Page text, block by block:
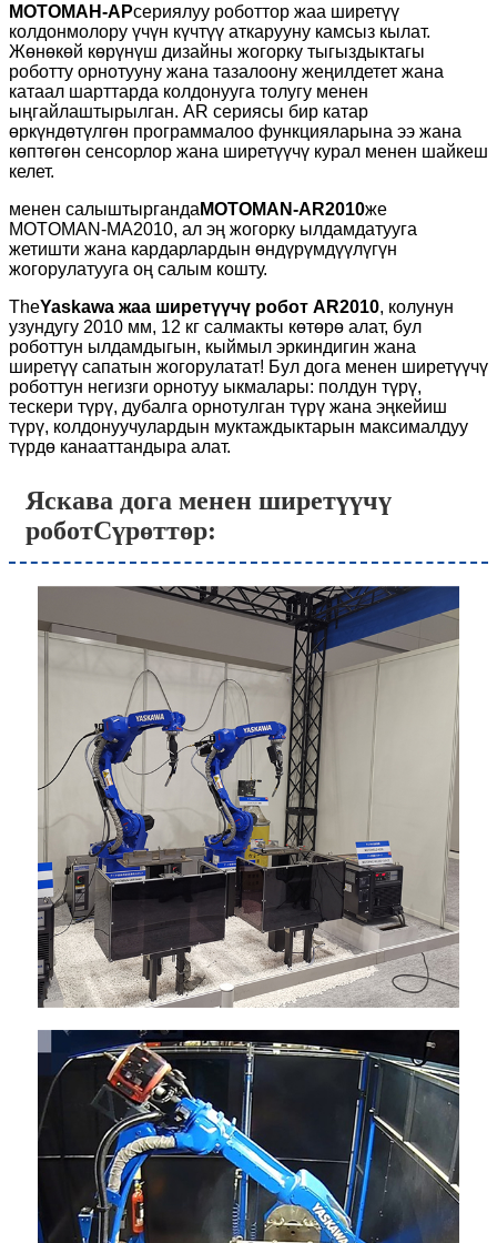
МОТОМАН-АРсериялуу роботтор жаа ширетүү
колдонмолору үчүн күчтүү аткарууну камсыз кылат.
Жөнөкөй көрүнүш дизайны жогорку тыгыздыктагы
роботту орнотууну жана тазалоону жеңилдетет жана
катаал шарттарда колдонууга толугу менен
ыңгайлаштырылган. AR сериясы бир катар
өркүндөтүлгөн программалоо функцияларына ээ жана
көптөгөн сенсорлор жана ширетүүчү курал менен шайкеш
келет.
менен салыштырганда MOTOMAN-AR2010же
MOTOMAN-MA2010, ал эң жогорку ылдамдатууга
жетишти жана кардарлардын өндүрүмдүүлүгүн
жогорулатууга оң салым кошту.
TheYaskawa жаа ширетүүчү робот AR2010, колунун
узундугу 2010 мм, 12 кг салмакты көтөрө алат, бул
роботтун ылдамдыгын, кыймыл эркиндигин жана
ширетүү сапатын жогорулатат! Бул дога менен ширетүүчү
роботтун негизги орнотуу ыкмалары: полдун түрү,
тескери түрү, дубалга орнотулган түрү жана эңкейиш
түрү, колдонуучулардын муктаждыктарын максималдуу
түрдө канааттандыра алат.
Яскава дога менен ширетүүчү
роботСүрөттөр: